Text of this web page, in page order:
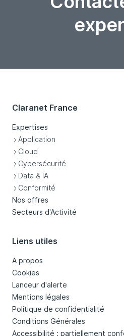
Claranet France
Expertises
Application
Cloud
Cybersécurité
Data & IA
Conformité
Nos offres
Secteurs d'Activité
Liens utiles
A propos
Cookies
Lanceur d'alerte
Mentions légales
Politique de confidentialité
Conditions Générales
Accessibilité : partiellement